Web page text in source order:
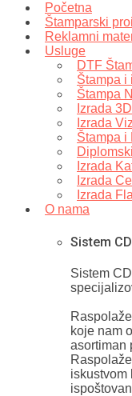
Početna
Štamparski
Reklamni
Usluge
DTF
Štampa i
Štampa
Izrada
Izrada
Štampa i
Izrada
Izrada
Izrada
O nama
Sistem
Sistem
koje nam
asortiman
iskustvom